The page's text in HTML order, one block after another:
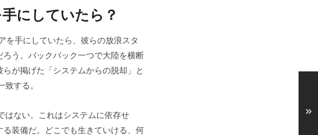
にしていたら？
を手にしていたら、彼らの放浪スタ
う。バックパック一つで大陸を横断
が掲げた「システムからの脱却」と
する。
はない。これはシステムに依存せ
装備だ。どこでも生きていける、何
»